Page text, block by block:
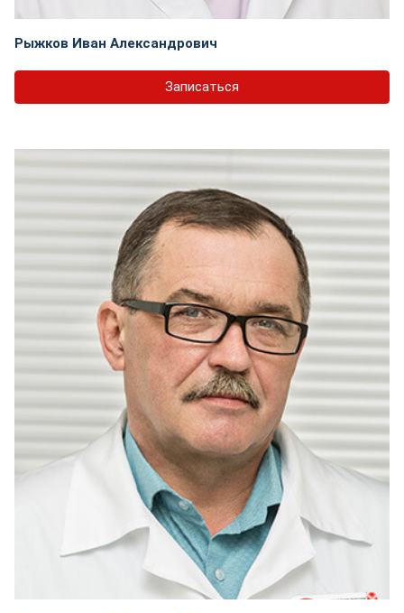
Рыжков Иван Александрович
Записаться